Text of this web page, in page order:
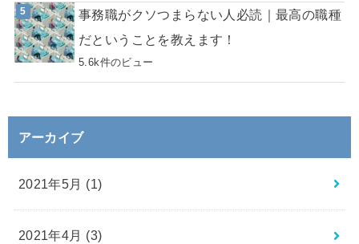
事務職がクソつまらない人必読｜最高の職種
だということを教えます！
5.6k件のビュー
アーカイブ
2021年5月 (1)
2021年4月 (3)